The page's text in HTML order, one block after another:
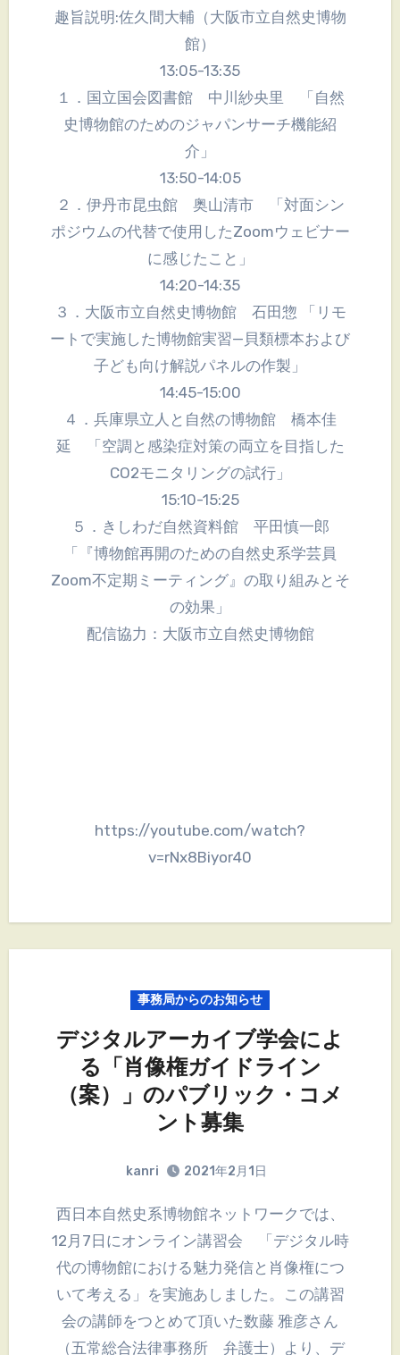
趣旨説明:佐久間大輔（大阪市立自然史博物
館）
13:05-13:35
１．国立国会図書館 中川紗央里 「自然
史博物館のためのジャパンサーチ機能紹
介」
13:50-14:05
２．伊丹市昆虫館 奥山清市 「対面シン
ポジウムの代替で使用したZoomウェビナー
に感じたこと」
14:20-14:35
３．大阪市立自然史博物館 石田惣 「リモ
ートで実施した博物館実習—貝類標本および
子ども向け解説パネルの作製」
14:45-15:00
４．兵庫県立人と自然の博物館 橋本佳
延 「空調と感染症対策の両立を目指した
CO2モニタリングの試行」
15:10-15:25
５．きしわだ自然資料館 平田慎一郎
「『博物館再開のための自然史系学芸員
Zoom不定期ミーティング』の取り組みとそ
の効果」
配信協力：大阪市立自然史博物館
https://youtube.com/watch?
v=rNx8Biyor40
事務局からのお知らせ
デジタルアーカイブ学会によ
る「肖像権ガイドライン
（案）」のパブリック・コメ
ント募集
kanri 2021年2月1日
西日本自然史系博物館ネットワークでは、
12月7日にオンライン講習会 「デジタル時
代の博物館における魅力発信と肖像権につ
いて考える」を実施あしました。この講習
会の講師をつとめて頂いた数藤 雅彦さん
（五常総合法律事務所 弁護士）より、デ